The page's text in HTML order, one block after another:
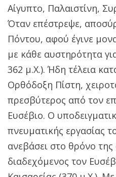
Αίγυπτο, Παλαιστίνη,
Όταν επέστρεψε,
Πόντου, αφού έγινε
με κάθε αυστηρότητα
362 μ.Χ.). Ήδη τέλεια
Ορθόδοξη Πίστη,
πρεσβύτερος από τον
Ευσέβιο. Ο
πνευματικής εργασίας
ανεβάσει στο θρόνο
διαδεχόμενος τον